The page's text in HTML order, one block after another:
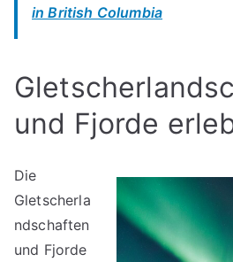
in British Columbia
und Fjorde
Die
Gletscherla
ndschaften
und Fjorde